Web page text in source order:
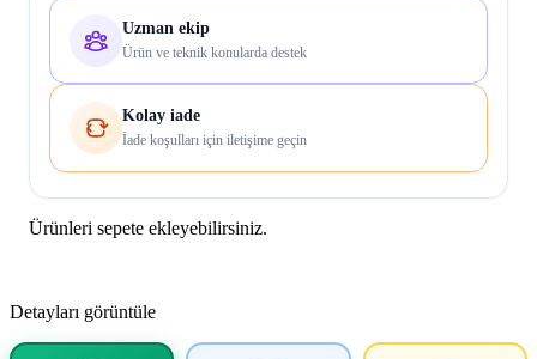
Uzman ekip
Ürün ve teknik konularda destek
Kolay iade
İade koşulları için iletişime geçin
Ürünleri sepete ekleyebilirsiniz.
Detayları görüntüle